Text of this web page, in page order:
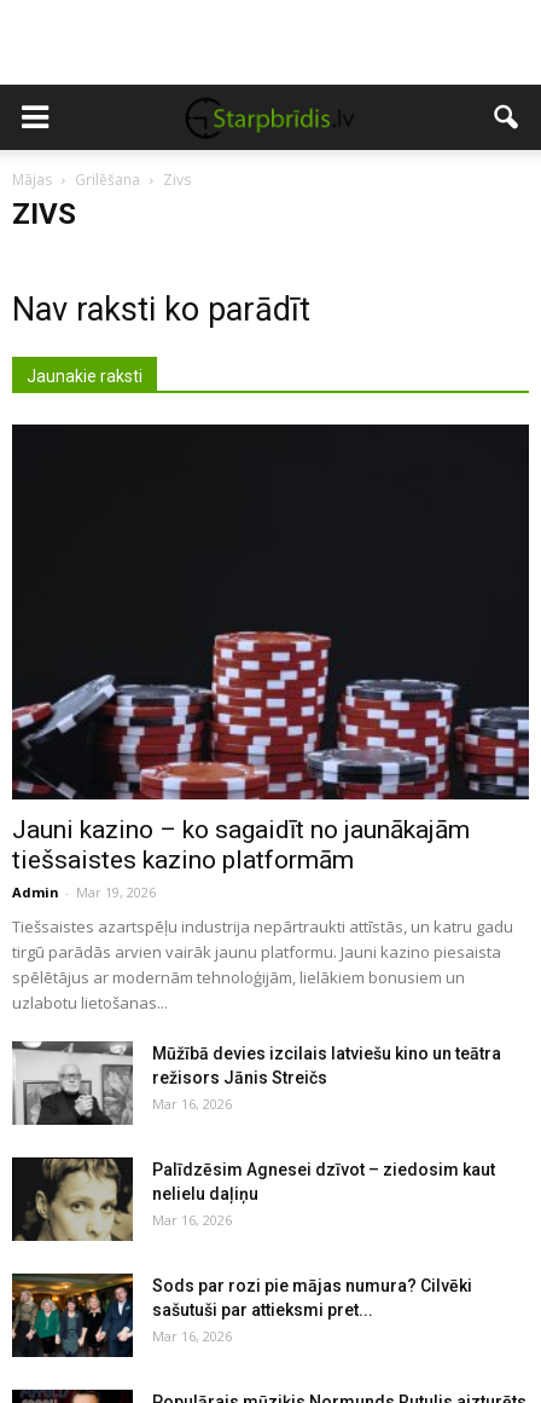
Mājas Grilēšana Zivs
ZIVS
Nav raksti ko parādīt
Jaunakie raksti
Jauni kazino – ko sagaidīt no jaunākajām
tiešsaistes kazino platformām
Admin - Mar 19, 2026
Tiešsaistes azartspēļu industrija nepārtraukti attīstās, un katru gadu
tirgū parādās arvien vairāk jaunu platformu. Jauni kazino piesaista
spēlētājus ar modernām tehnoloģijām, lielākiem bonusiem un
uzlabotu lietošanas...
Mūžībā devies izcilais latviešu kino un teātra
režisors Jānis Streičs
Mar 16, 2026
Palīdzēsim Agnesei dzīvot – ziedosim kaut
nelielu daļiņu
Mar 16, 2026
Sods par rozi pie mājas numura? Cilvēki
sašutuši par attieksmi pret...
Mar 16, 2026